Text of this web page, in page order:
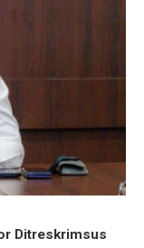
Ditreskrimsus